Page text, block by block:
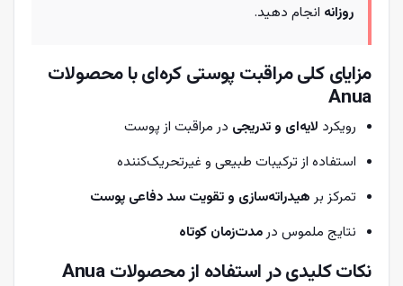
روزانه انجام دهید.
مزایای کلی مراقبت پوستی کره‌ای با محصولات
Anua
رویکرد لایه‌ای و تدریجی در مراقبت از پوست
استفاده از ترکیبات طبیعی و غیرتحریک‌کننده
تمرکز بر هیدراته‌سازی و تقویت سد دفاعی پوست
نتایج ملموس درمدت‌زمان کوتاه
نکات کلیدی در استفاده از محصولات Anua